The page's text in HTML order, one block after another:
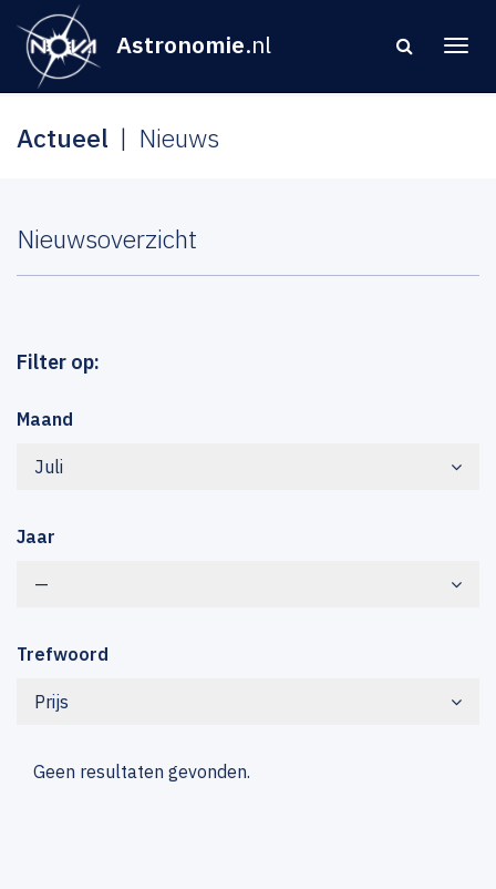
Astronomie.nl
Actueel Nieuws
Nieuwsoverzicht
Filter op:
Maand
Juli
Jaar
—
Trefwoord
Prijs
Geen resultaten gevonden.